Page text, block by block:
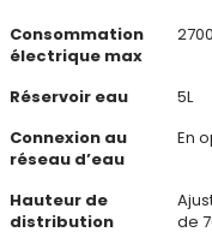
Consommation
électrique max
Réservoir eau 5L
Connexion au
réseau d’eau
En
Hauteur de
distribution
de